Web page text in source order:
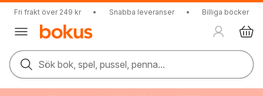
Fri frakt över 249 kr • Snabba leveranser • Billiga böcker
Sök bok, spel, pussel, penna...